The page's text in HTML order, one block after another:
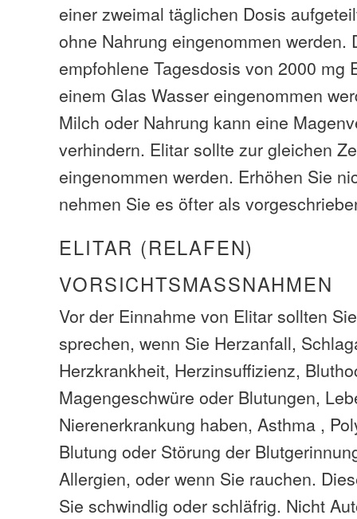
einer zweimal täglichen Dosis
ohne Nahrung eingenommen werden.
empfohlene Tagesdosis von 2000 mg
einem Glas Wasser eingenommen
Milch oder Nahrung kann eine
verhindern. Elitar sollte zur gleichen
eingenommen werden. Erhöhen Sie
nehmen Sie es öfter als
ELITAR (RELAFEN)
VORSICHTSMASSNAHMEN
Vor der Einnahme von Elitar sollten
sprechen, wenn Sie Herzanfall,
Herzkrankheit, Herzinsuffizienz,
Magengeschwüre oder Blutungen,
Nierenerkrankung haben, Asthma ,
Blutung oder Störung der
Allergien, oder wenn Sie rauchen.
Sie schwindlig oder schläfrig. Nicht